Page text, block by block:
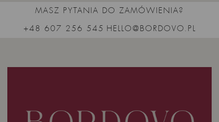
MASZ PYTANIA DO ZAMÓWIENIA?
+48 607 256 545 HELLO@BORDOVO.PL